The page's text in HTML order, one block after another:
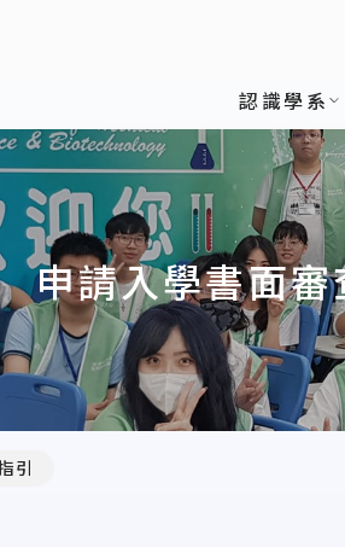
認識學系
申請入學書面
引